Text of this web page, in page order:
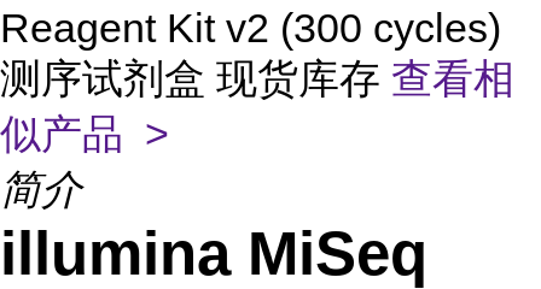
Reagent Kit v2 (300 cycles)
测序试剂盒 现货库存 查看相
似产品 >
简介
illumina MiSeq